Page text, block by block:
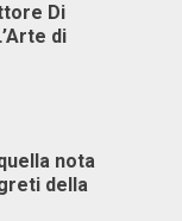
Di
di
nota
della